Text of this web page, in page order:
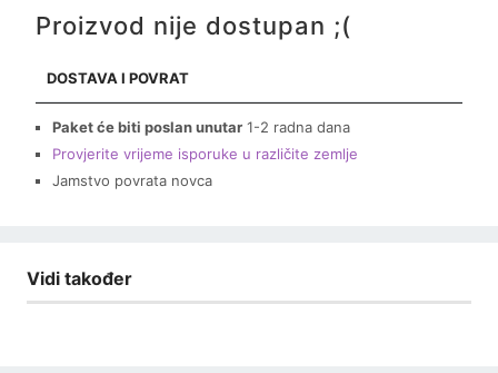
Proizvod nije dostupan ;(
DOSTAVA I POVRAT
Paket će biti poslan unutar 1-2 radna dana
Provjerite vrijeme isporuke u različite zemlje
Jamstvo povrata novca
Vidi također